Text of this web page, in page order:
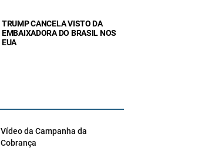
TRUMP CANCELA VISTO DA
EMBAIXADORA DO BRASIL NOS
EUA
Vídeo da Campanha da
Cobrança